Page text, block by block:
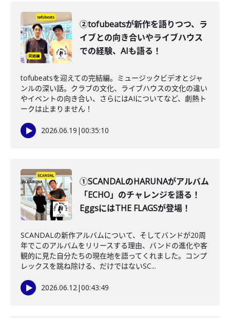
②tofubeatsが新作を語りつつ、ラ
イブとの向き合いやライブハウス
での経験、AIも語る！
tofubeatsを迎えての完結編。ミュージックビデオとジャ
ンルの深い話。クラブの文化、ライブハウスの文化の違い
やイベントの向き合い、さらにはAIについてなど、劇熱ト
ークは止まりません！
2026.06.19 |00:35:10
①SCANDALのHARUNAがアルバム
「ECHO」のチャレンジを語る！
EggsにはTHE FLAGSが登場！
SCANDALの新作アルバムについて、そしてバンドが20周
年でこのアルバムをリリースする理由、バンドの進化や客
観的に見た自分たちの現在地を語ってくれました。コンプ
レックスを跳ね除ける、だけではないSC...
2026.06.12|00:43:49